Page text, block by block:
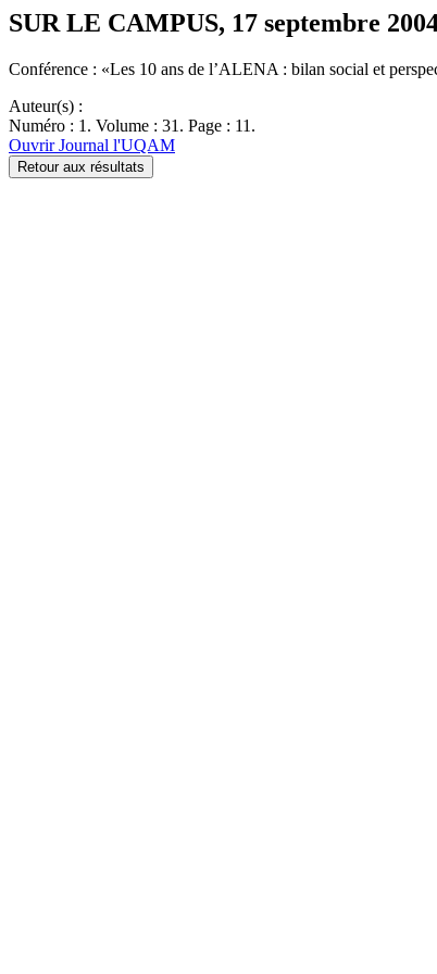
SUR LE CAMPUS, 17 septembre
Conférence : «Les 10 ans de l’ALENA : bilan social et
Auteur(s) :
Numéro : 1. Volume : 31. Page : 11.
Ouvrir Journal l'UQAM
Retour aux résultats